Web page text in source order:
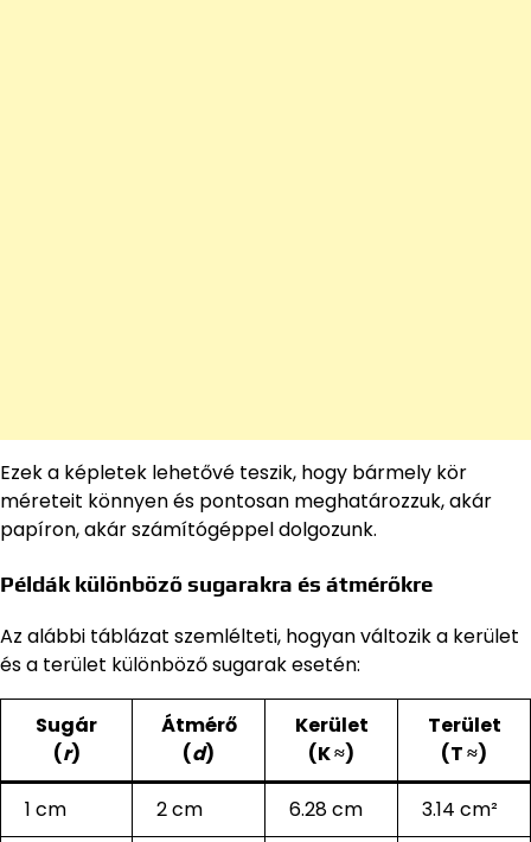
Ezek a képletek lehetővé teszik, hogy bármely kör
méreteit könnyen és pontosan meghatározzuk, akár
papíron, akár számítógéppel dolgozunk.
Példák különböző sugarakra és átmérőkre
Az alábbi táblázat szemlélteti, hogyan változik a kerület
és a terület különböző sugarak esetén:
Sugár
(r)
Átmérő
(d)
Kerület
(K ≈)
Terület
(T ≈)
1 cm 2 cm 6.28 cm 3.14 cm²